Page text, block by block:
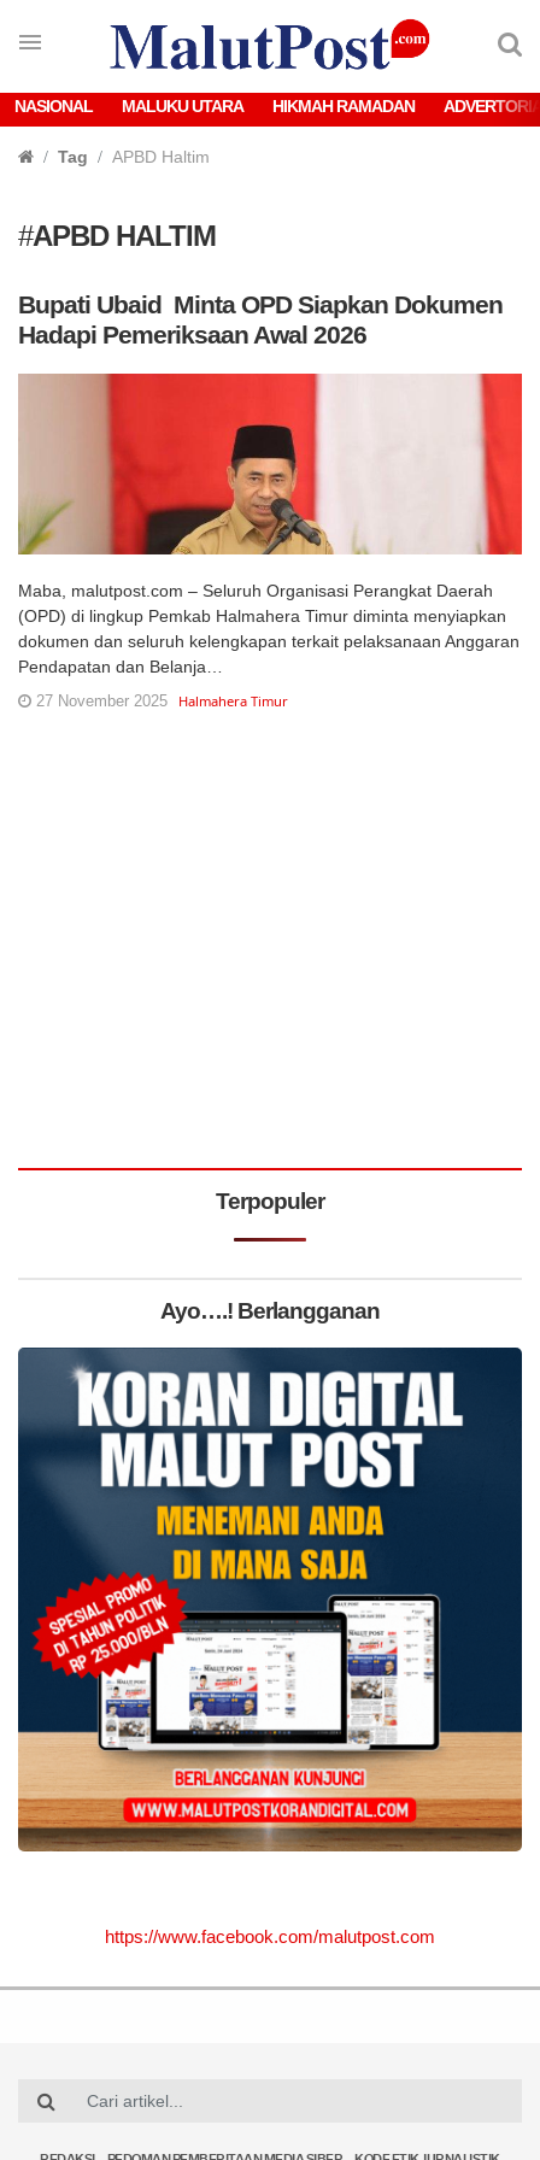
NASIONAL MALUKU UTARA HIKMAH RAMADAN
Tag APBD Haltim
#APBD HALTIM
Bupati Ubaid Minta OPD Siapkan Dokumen
Hadapi Pemeriksaan Awal 2026
Maba, malutpost.com – Seluruh Organisasi Perangkat Daerah
(OPD) di lingkup Pemkab Halmahera Timur diminta menyiapkan
dokumen dan seluruh kelengkapan terkait pelaksanaan Anggaran
Pendapatan dan Belanja…
27 November 2025 Halmahera Timur
Terpopuler
Ayo….! Berlangganan
https://www.facebook.com/malutpost.com